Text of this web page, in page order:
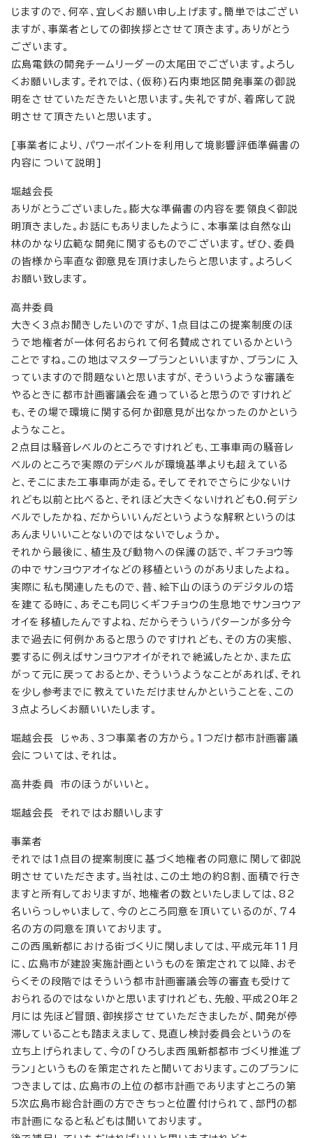
じますので、何卒、宜しくお願い申し上げます。簡単ではござい
ますが、事業者としての御挨拶とさせて頂きます。ありがとう
ございます。
広島電鉄の開発チームリーダーの太尾田でございます。よろし
くお願いします。それでは、(仮称)石内東地区開発事業の御説
明をさせていただきたいと思います。失礼ですが、着席して説
明させて頂きたいと思います。
[事業者により、パワーポイントを利用して境影響評価準備書の
内容について説明]
堀越会長
ありがとうございました。膨大な準備書の内容を要領良く御説
明頂きました。お話にもありましたように、本事業は自然な山
林のかなり広範な開発に関するものでございます。ぜひ、委員
の皆様から率直な御意見を頂けましたらと思います。よろしく
お願い致します。
高井委員
大きく3点お聞きしたいのですが、1点目はこの提案制度のほ
うで地権者が一体何名おられて何名賛成されているかという
ことですね。この地はマスタープランといいますか、プランに入
っていますので問題ないと思いますが、そういうような審議を
やるときに都市計画審議会を通っていると思うのですけれど
も、その場で環境に関する何か御意見が出なかったのかという
ようなこと。
2点目は騒音レベルのところですけれども、工事車両の騒音レ
ベルのところで実際のデシベルが環境基準よりも超えている
と、そこにまた工事車両が走る。そしてそれでさらに少ないけ
れども以前と比べると、それほど大きくないけれども0.何デシ
ベルでしたかね、だからいいんだというような解釈というのは
あんまりいいことないのではないでしょうか。
それから最後に、植生及び動物への保護の話で、ギフチョウ等
の中でサンヨウアオイなどの移植というのがありましたよね。
実際に私も関連したもので、昔、絵下山のほうのデジタルの塔
を建てる時に、あそこも同じくギフチョウの生息地でサンヨウア
オイを移植したんですよね、だからそういうパターンが多分今
まで過去に何例かあると思うのですけれども、その方の実態、
要するに例えばサンヨウアオイがそれで絶滅したとか、また広
がって元に戻っておるとか、そういうようなことがあれば、それ
を少し参考までに教えていただけませんかということを、この
3点よろしくお願いいたします。
堀越会長 じゃあ、3つ事業者の方から。1つだけ都市計画審議
会については、それは。
高井委員 市のほうがいいと。
堀越会長 それではお願いします
事業者
それでは1点目の提案制度に基づく地権者の同意に関して御説
明させていただきます。当社は、この土地の約8割、面積で行き
ますと所有しておりますが、地権者の数といたしましては、82
名いらっしゃいまして、今のところ同意を頂いているのが、74
名の方の同意を頂いております。
この西風新都における街づくりに関しましては、平成元年11月
に、広島市が建設実施計画というものを策定されて以降、おそ
らくその段階ではそういう都市計画審議会等の審査も受けて
おられるのではないかと思いますけれども、先般、平成20年2
月には先ほど冒頭、御挨拶させていただきましたが、開発が停
滞していることも踏まえまして、見直し検討委員会というのを
立ち上げられまして、今の「ひろしま西風新都都市づくり推進プ
ラン」というものを策定されたと聞いております。このプランに
つきましては、広島市の上位の都市計画でありますところの第
5次広島市総合計画の方できちっと位置付けられて、部門の都
市計画になると私どもは聞いております。